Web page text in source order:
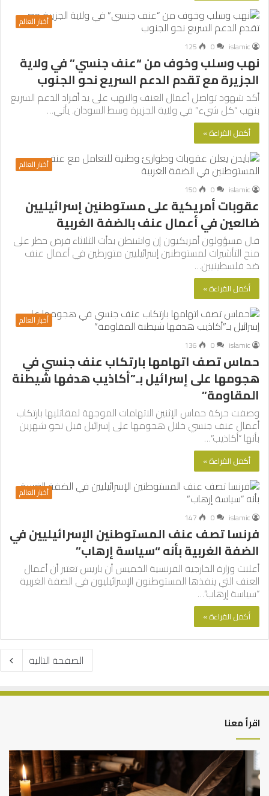
أخبار العالم
islamic
0
125
نهب وسلب وخوف من “عنف جنسي” في ولاية
الجزيرة مع تقدم الدعم السريع نحو الجنوب
أكد شهود تواصل أعمال العنف والنهب على يد أفراد الدعم السريع
بنهب “كل شيء” في ولاية الجزيرة وسط السودان. يأتي…
أكمل القراءة »
أخبار العالم
islamic
0
150
عقوبات أمريكية على مستوطنين إسرائيليين
ضالعين في أعمال عنف بالضفة الغربية
قال مسؤولون أمريكيون إن واشنطن بدأت الثلاثاء فرض حظر على
منح التأشيرات لمستوطنين إسرائيليين متورطين في أعمال عنف
ضد فلسطينيين…
أكمل القراءة »
أخبار العالم
islamic
0
136
حماس تصف اتهامها بارتكاب عنف جنسي في
هجومها على إسرائيل بـ”أكاذيب هدفها شيطنة
المقاومة”
وصفت حركة حماس الإثنين الاتهامات الموجهة لمقاتليها بارتكاب
أعمال عنف جنسي خلال هجومها على إسرائيل قبل نحو شهرين
بأنها “أكاذيب”…
أكمل القراءة »
أخبار العالم
islamic
0
147
فرنسا تصف عنف المستوطنين الإسرائيليين في
الضفة الغربية بأنه “سياسة إرهاب”
أعلنت وزارة الخارجية الفرنسية الخميس أن باريس تعتبر أن أعمال
العنف التي ينفذها المستوطنون الإسرائيليون في الضفة الغربية
“سياسة إرهاب”…
أكمل القراءة »
الصفحة التالية
اقرأ معنا
العلاقة
العلمية
بين